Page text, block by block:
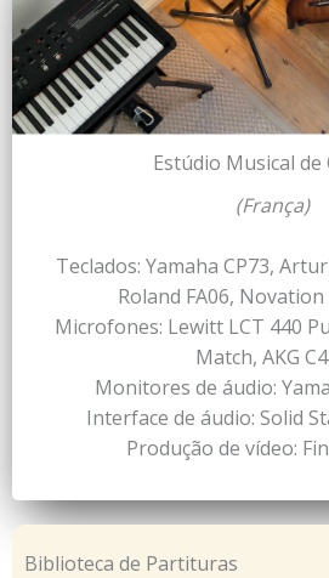
Estúdio Musical de
(França)
Teclados: Yamaha CP73,
Roland FA06,
Microfones: Lewitt LCT 440
Match, AKG
Monitores de áudio:
Interface de áudio: Solid
Produção de vídeo:
Biblioteca de Partituras